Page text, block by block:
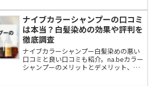
ナイブカラーシャンプーの口コミ
は本当？白髪染めの効果や評判を
徹底調査
ナイブカラーシャンプー白髪染めの悪い
口コミと良い口コミも紹介。na.beカラー
シャンプーのメリットとデメリット、お